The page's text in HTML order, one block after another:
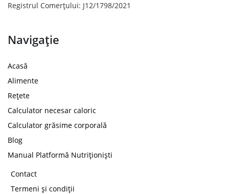
Registrul Comerțului: J12/1798/2021
Navigație
Acasă
Alimente
Rețete
Calculator necesar caloric
Calculator grăsime corporală
Blog
Manual Platformă Nutriționiști
Contact
Termeni și condiții